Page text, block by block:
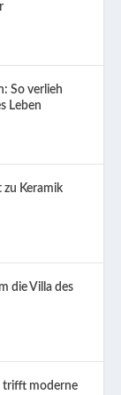
So verlieh
Leben
zu Keramik
die Villa des
trifft moderne